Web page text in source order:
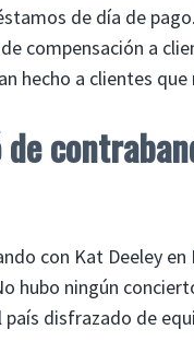
de día de
compensación a
hecho a clientes
con Kat Deeley en
hubo ningún
disfrazado de